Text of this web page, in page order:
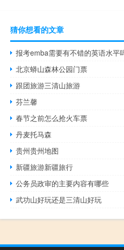
猜你想看的文章
报考emba需要有不错的英语水平
北京蟒山森林公园门票
跟团旅游三清山旅游
芬兰馨
春节之前怎么抢火车票
丹麦托马森
贵州贵州地图
新疆旅游新疆旅行
公务员政审的主要内容有哪些
武功山好玩还是三清山好玩